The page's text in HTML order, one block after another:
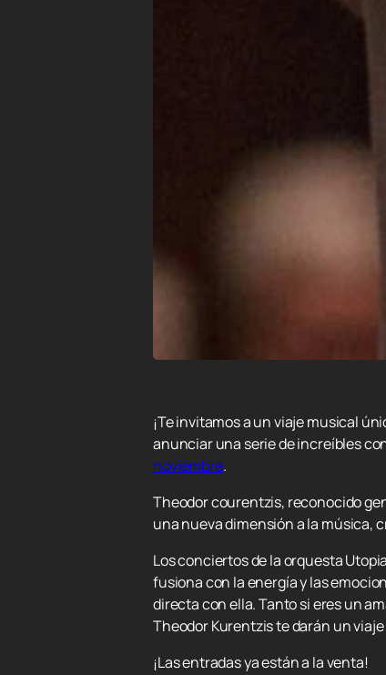
¡Te invitamos a un viaje musical
anunciar una serie de increíbles
noviembre.
Theodor courentzis, reconocido
una nueva dimensión a la música,
Los conciertos de la orquesta
fusiona con la energía y las
directa con ella. Tanto si eres un
Theodor Kurentzis te darán un
¡Las entradas ya están a la venta!